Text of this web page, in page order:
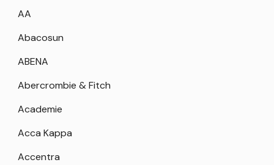
AA
Abacosun
ABENA
Abercrombie & Fitch
Academie
Acca Kappa
Accentra